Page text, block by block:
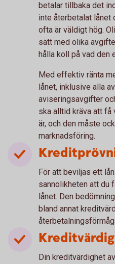
betalar tillbaka det
inte återbetalat lånet
ofta är väldigt hög.
sätt med olika
hålla koll på vad den
Med effektiv ränta
lånet, inklusive alla
aviseringsavgifter
ska alltid kräva att få
är, och den måste
marknadsföring.
För att beviljas ett
sannolikheten att du
lånet. Den
bland annat
Din kreditvärdighet